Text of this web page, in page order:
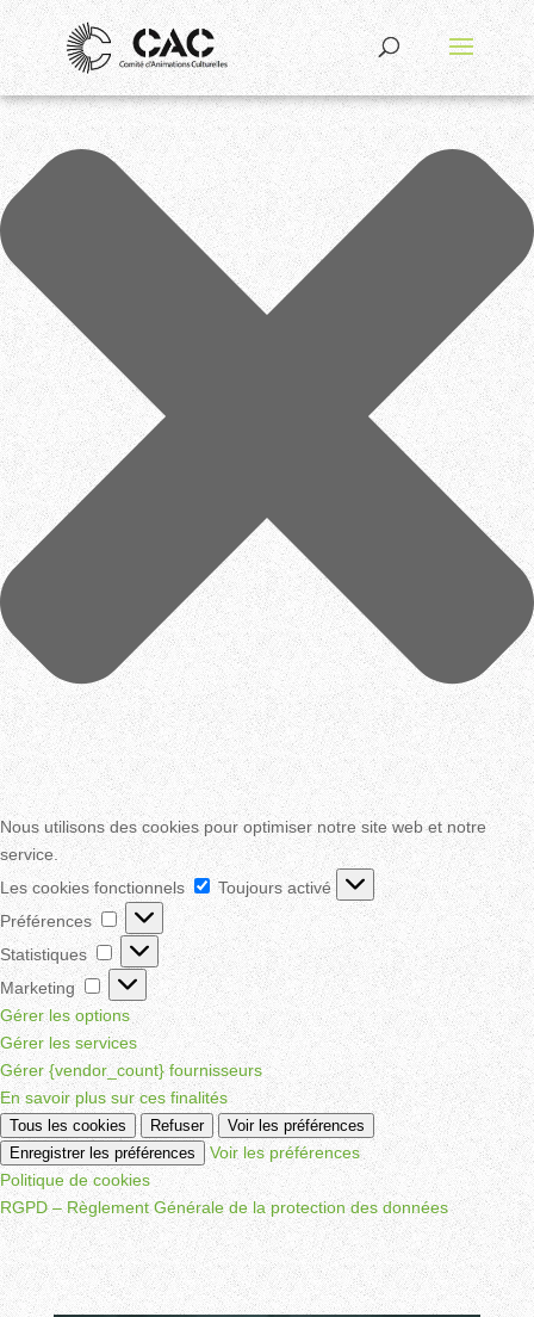
Gérer le consentement aux cookies
Nous utilisons des cookies pour optimiser notre site web et notre
service.
Les cookies fonctionnels
Les
cookies
fonctionnels
Toujours activé
Préférences
Préférences
Statistiques Statistiques
Marketing
Marketing
Gérer les options
Gérer les services
Gérer {vendor_count} fournisseurs
En savoir plus sur ces finalités
Tous les cookies Refuser
Voir les préférences
Enregistrer les préférences
Voir les préférences
Politique de cookies
RGPD – Règlement Générale de la protection des données